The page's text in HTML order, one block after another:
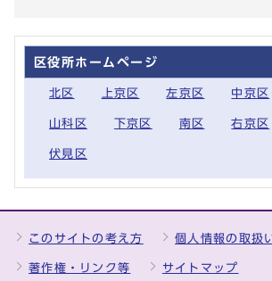
区役所ホームページ
北区 上京区 左京区 中京区
山科区 下京区 南区 右京区
伏見区
このサイトの考え方 個人情報の取扱
著作権・リンク等 サイトマップ